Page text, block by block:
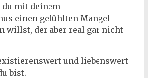
du mit deinem
einen gefühlten Mangel
willst, der aber real gar nicht
und liebenswert
bist.